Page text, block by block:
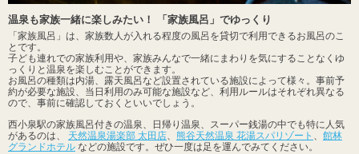
温泉も家族一緒に楽しみたい！ 「家族風呂」でゆっくり
「家族風呂」は、家族数人が入れる程度の風呂を貸切で利用できるお風呂のこ
とです。
子ども連れでの家族利用や、家族みんなで一緒にまわりを気にすることなくゆ
っくりと温泉を楽しむことができます。
お風呂の種類は内湯、露天風呂など設置されている施設によって様々。事前予
約が必要な施設、当日利用のみ可能な施設など、利用ルールはそれぞれ異なる
ので、事前に確認しておくといいでしょう。
西小泉駅の家族風呂付きの温泉、日帰り温泉、スーパー銭湯の中でも特に人気
があるのは、 天然温泉湯楽部 太田店、 熊谷天然温泉 花湯スパリゾート 、 館林
グランドホテル などの施設です。ぜひ一度は足を運んでみてください。